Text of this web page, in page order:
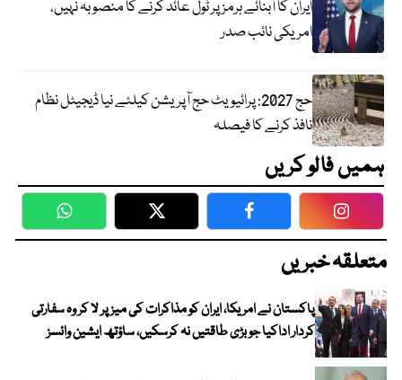
ایران کا آبنائے ہرمز پر ٹول عائد کرنے کا منصوبہ نہیں،
امریکی نائب صدر
حج 2027: پرائیویٹ حج آپریشن کیلئے نیا ڈیجیٹل نظام
نافذ کرنے کا فیصلہ
ہمیں فالو کریں
WhatsApp Twitter Facebook
متعلقہ خبریں
پاکستان نے امریکا، ایران کو مذاکرات کی میز پر لا کر وہ سفارتی
کردار اداکیا جو بڑی طاقتیں نہ کرسکیں، ساؤتھ ایشین وائسز